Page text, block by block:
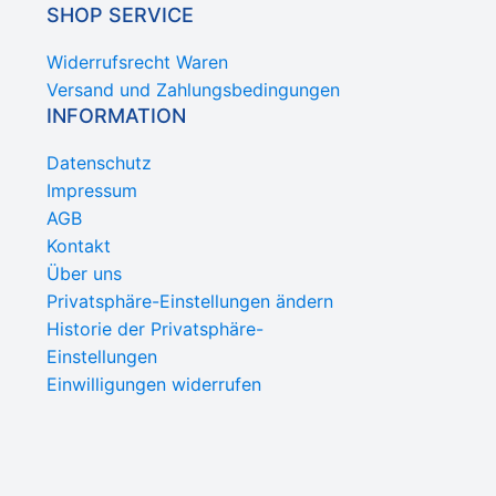
SHOP SERVICE
Widerrufsrecht Waren
Versand und Zahlungsbedingungen
INFORMATION
Datenschutz
Impressum
AGB
Kontakt
Über uns
Privatsphäre-Einstellungen ändern
Historie der Privatsphäre-
Einstellungen
Einwilligungen widerrufen